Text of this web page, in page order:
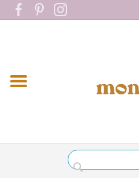
Home
Kleding